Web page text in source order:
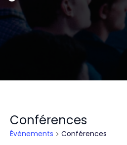
Conférences
Évènements Conférences